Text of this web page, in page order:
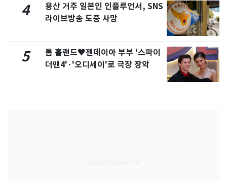
4
용산 거주 일본인 인플루언서, SNS
라이브방송 도중 사망
5
톰 홀랜드♥젠데이아 부부 '스파이
더맨4'·'오디세이'로 극장 장악